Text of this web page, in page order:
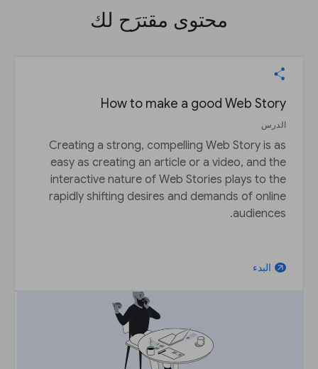
محتوى مقترَح لك
How to make a good Web Story
الدرس
Creating a strong, compelling Web Story is as
easy as creating an article or a video, and the
interactive nature of Web Stories plays to the
rapidly shifting desires and demands of online
audiences.
arrow_outward البدء